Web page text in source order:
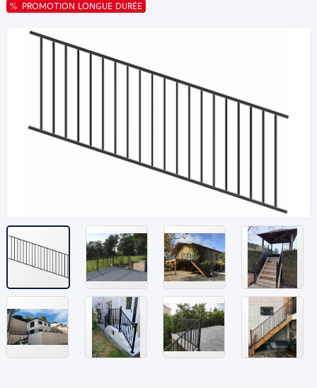
PROMOTION LONGUE DURÉE